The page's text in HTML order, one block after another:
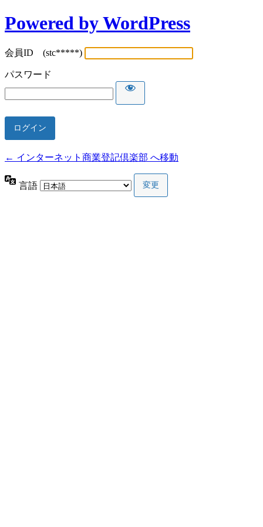
Powered by WordPress
会員ID (stc*****)
パスワード
← インターネット商業登記倶楽部 へ移動
言語